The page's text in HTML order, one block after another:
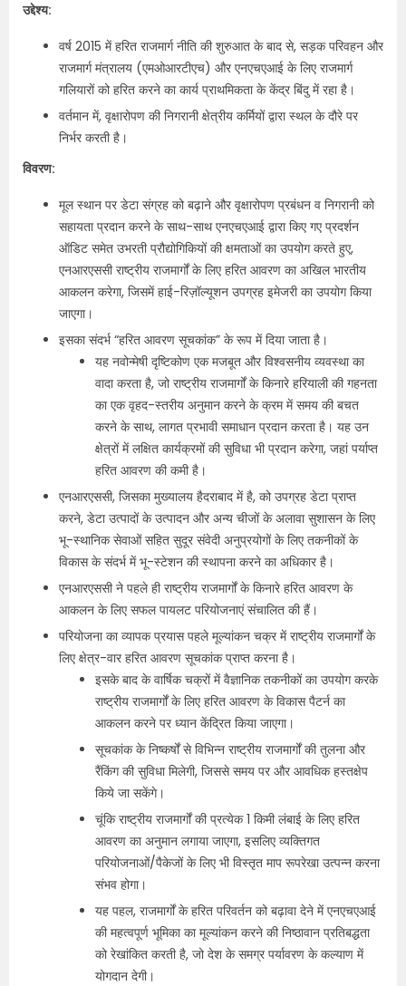
उद्देश्य:
वर्ष 2015 में हरित राजमार्ग नीति की शुरुआत के बाद से, सड़क परिवहन और
राजमार्ग मंत्रालय (एमओआरटीएच) और एनएचएआई के लिए राजमार्ग
गलियारों को हरित करने का कार्य प्राथमिकता के केंद्र बिंदु में रहा है।
वर्तमान में, वृक्षारोपण की निगरानी क्षेत्रीय कर्मियों द्वारा स्थल के दौरे पर
निर्भर करती है।
विवरण:
मूल स्थान पर डेटा संग्रह को बढ़ाने और वृक्षारोपण प्रबंधन व निगरानी को
सहायता प्रदान करने के साथ-साथ एनएचएआई द्वारा किए गए प्रदर्शन
ऑडिट समेत उभरती प्रौद्योगिकियों की क्षमताओं का उपयोग करते हुए,
एनआरएससी राष्ट्रीय राजमार्गों के लिए हरित आवरण का अखिल भारतीय
आकलन करेगा, जिसमें हाई-रिज़ॉल्यूशन उपग्रह इमेजरी का उपयोग किया
जाएगा।
इसका संदर्भ “हरित आवरण सूचकांक” के रूप में दिया जाता है।
यह नवोन्मेषी दृष्टिकोण एक मजबूत और विश्वसनीय व्यवस्था का
वादा करता है, जो राष्ट्रीय राजमार्गों के किनारे हरियाली की गहनता
का एक वृहद-स्तरीय अनुमान करने के क्रम में समय की बचत
करने के साथ, लागत प्रभावी समाधान प्रदान करता है। यह उन
क्षेत्रों में लक्षित कार्यक्रमों की सुविधा भी प्रदान करेगा, जहां पर्याप्त
हरित आवरण की कमी है।
एनआरएससी, जिसका मुख्यालय हैदराबाद में है, को उपग्रह डेटा प्राप्त
करने, डेटा उत्पादों के उत्पादन और अन्य चीजों के अलावा सुशासन के लिए
भू-स्थानिक सेवाओं सहित सुदूर संवेदी अनुप्रयोगों के लिए तकनीकों के
विकास के संदर्भ में भू-स्टेशन की स्थापना करने का अधिकार है।
एनआरएससी ने पहले ही राष्ट्रीय राजमार्गों के किनारे हरित आवरण के
आकलन के लिए सफल पायलट परियोजनाएं संचालित की हैं।
परियोजना का व्यापक प्रयास पहले मूल्यांकन चक्र में राष्ट्रीय राजमार्गों के
लिए क्षेत्र-वार हरित आवरण सूचकांक प्राप्त करना है।
इसके बाद के वार्षिक चक्रों में वैज्ञानिक तकनीकों का उपयोग करके
राष्ट्रीय राजमार्गों के लिए हरित आवरण के विकास पैटर्न का
आकलन करने पर ध्यान केंद्रित किया जाएगा।
सूचकांक के निष्कर्षों से विभिन्न राष्ट्रीय राजमार्गों की तुलना और
रैंकिंग की सुविधा मिलेगी, जिससे समय पर और आवधिक हस्तक्षेप
किये जा सकेंगे।
चूंकि राष्ट्रीय राजमार्गों की प्रत्येक 1 किमी लंबाई के लिए हरित
आवरण का अनुमान लगाया जाएगा, इसलिए व्यक्तिगत
परियोजनाओं/पैकेजों के लिए भी विस्तृत माप रूपरेखा उत्पन्न करना
संभव होगा।
यह पहल, राजमार्गों के हरित परिवर्तन को बढ़ावा देने में एनएचएआई
की महत्वपूर्ण भूमिका का मूल्यांकन करने की निष्ठावान प्रतिबद्धता
को रेखांकित करती है, जो देश के समग्र पर्यावरण के कल्याण में
योगदान देगी।